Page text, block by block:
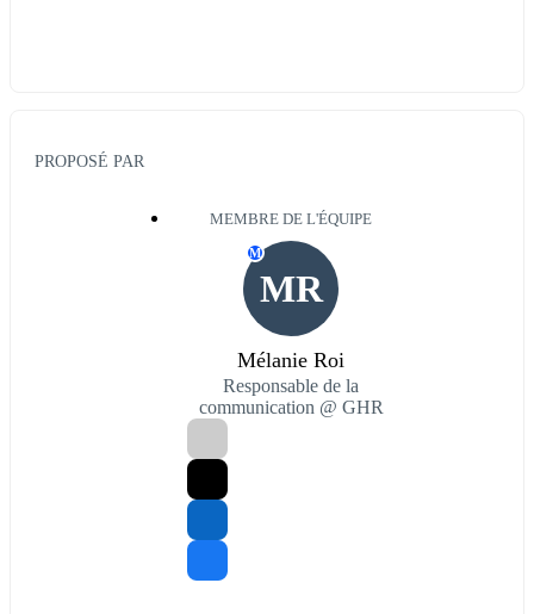
PROPOSÉ PAR
MEMBRE DE L'ÉQUIPE
MR
M
Mélanie Roi
Responsable de la
communication @ GHR